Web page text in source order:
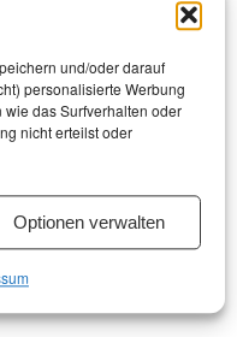
und/oder darauf
personalisierte Werbung
das Surfverhalten oder
nicht erteilst oder
Optionen verwalten